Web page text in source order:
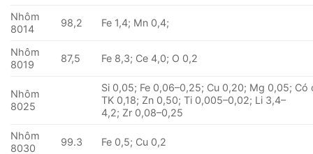
Nhôm
8014
98,2 Fe 1,4; Mn 0,4;
Nhôm
8019
87,5 Fe 8,3; Ce 4,0; O 0,2
Nhôm
8025
Si 0,05; Fe 0,06–0,25; Cu 0,20; Mg 0,05; Có
TK 0,18; Zn 0,50; Ti 0,005–0,02; Li 3,4–
4,2; Zr 0,08–0,25
Nhôm
8030
99.3 Fe 0,5; Cu 0,2